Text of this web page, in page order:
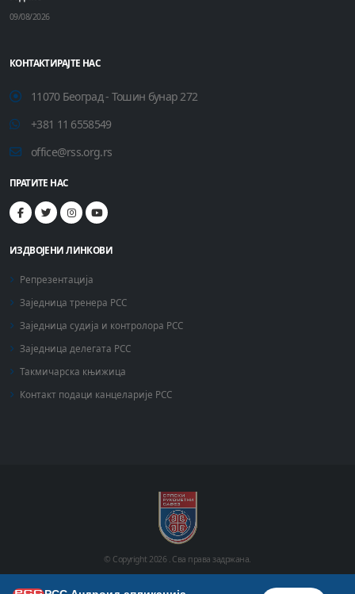
09/08/2026
КОНТАКТИРАЈТЕ НАС
11070 Београд - Тошин бунар 272
+381 11 6558549
office@rss.org.rs
ПРАТИТЕ НАС
ИЗДВОЈЕНИ ЛИНКОВИ
Репрезентација
Заједница тренера РСС
Заједница судија и контролора РСС
Заједница делегата РСС
Такмичарска књижица
Контакт подаци канцеларије РСС
© Copyright2026 . Сва права задржана.